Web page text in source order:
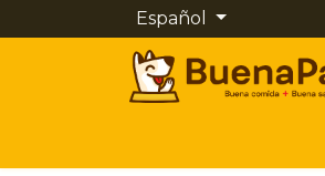
Español